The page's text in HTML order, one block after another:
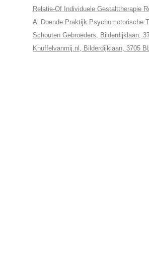
Relatie-Of Individuele Gestalttherapie
Al Doende Praktijk Psychomotorische
Schouten Gebroeders, Bilderdijklaan,
Knuffelvanmij.nl, Bilderdijklaan, 3705